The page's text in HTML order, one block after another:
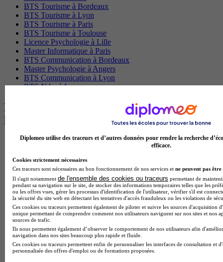
BTS Tourisme à Bordeaux
BTS Tourisme à Lyon
BTS Tourisme à Paris
BTS Tourisme à Toulouse
Licence Psychologie à Lille
Master Informatique à Paris
BTS Communication à Bordeaux
Master Psychologie à Angers
BTS Communication à Lyon
BTS Ndrc à Lyon
Les intitulés de diplôme par alternance
les plus recherchés
BTS Esf en alternance
BTS Mco en alternance
BTS Pi en alternance
BTS Sp3s en alternance
Master CCA en alternance
BTS Ndrc en alternance
BTS Sam en alternance
Cap Fleuriste en alternance
BTS Sio en alternance
MSc Marketing Digital en alternance
BTS Gpme en alternance
Cap Electricien en alternance
Diplomeo utilise des traceurs et d’autres données pour rendre la recherche
efficace.
Cookies strictement nécessaires
Ces traceurs sont nécessaires au bon fonctionnement de nos services et ne peuvent pas être
Il s'agit notamment de l'ensemble des cookies ou traceurs permettant de
pendant sa navigation sur le site, de stocker des informations temporaires telles que les
ou les offres vues, gérer les processus d'identification de l'utilisateur, vérifier s'il est
la sécurité du site web en détectant les tentatives d'accès frauduleux ou les violations de
Ces cookies ou traceurs permettent également de piloter et suivre les sources d'acquisition
unique permettant de comprendre comment nos utilisateurs naviguent sur nos sites et nos
sources de trafic.
Ils nous permettent également d’observer le comportement de nos utilisateurs afin
navigation dans nos sites beaucoup plus rapide et fluide.
Ces cookies ou traceurs permettent enfin de personnaliser les interfaces de consultation et
personnalisée des offres d'emploi ou de formations proposées.